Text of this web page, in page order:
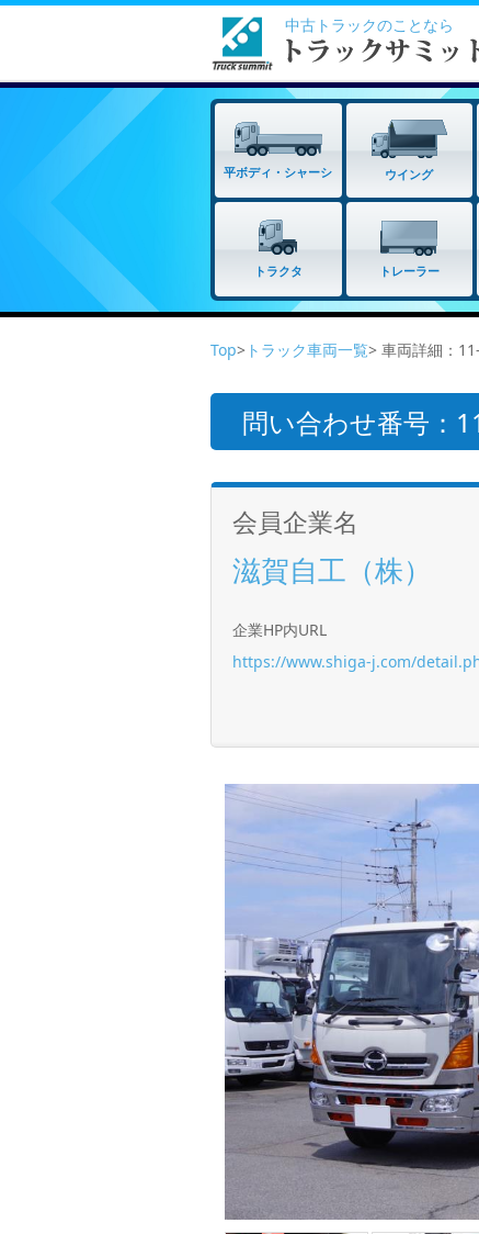
中古トラックのことなら
平ボディ・シャーシ ウイング
トラクタ トレーラー
Top> トラック車両一覧> 車両詳細：
問い合わせ番号：
会員企業名
滋賀自工（株）
企業HP内URL
https://www.shiga-j.com/